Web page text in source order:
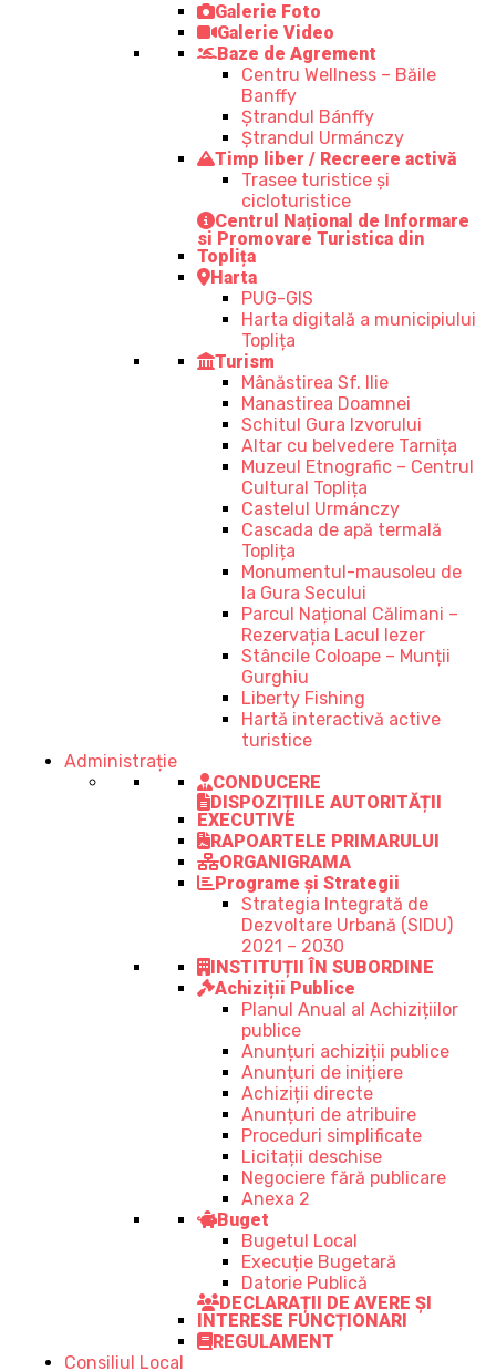
Galerie Foto
Galerie Video
Baze de Agrement
Centru Wellness – Băile
Banffy
Ștrandul Bánffy
Ștrandul Urmánczy
Timp liber / Recreere activă
Trasee turistice şi
cicloturistice
Centrul Național de Informare
si Promovare Turistica din
Toplița
Harta
PUG-GIS
Harta digitală a municipiului
Toplița
Turism
Mânăstirea Sf. Ilie
Manastirea Doamnei
Schitul Gura Izvorului
Altar cu belvedere Tarnița
Muzeul Etnografic – Centrul
Cultural Toplița
Castelul Urmánczy
Cascada de apă termală
Toplița
Monumentul-mausoleu de
la Gura Secului
Parcul Național Călimani –
Rezervația Lacul Iezer
Stâncile Coloape – Munții
Gurghiu
Liberty Fishing
Hartă interactivă active
turistice
Administrație
CONDUCERE
DISPOZIȚIILE AUTORITĂȚII
EXECUTIVE
RAPOARTELE PRIMARULUI
ORGANIGRAMA
Programe și Strategii
Strategia Integrată de
Dezvoltare Urbană (SIDU)
2021 – 2030
INSTITUȚII ÎN SUBORDINE
Achiziții Publice
Planul Anual al Achizițiilor
publice
Anunțuri achiziții publice
Anunțuri de inițiere
Achiziții directe
Anunțuri de atribuire
Proceduri simplificate
Licitații deschise
Negociere fără publicare
Anexa 2
Buget
Bugetul Local
Execuție Bugetară
Datorie Publică
DECLARAȚII DE AVERE ȘI
INTERESE FUNCȚIONARI
REGULAMENT
Consiliul Local